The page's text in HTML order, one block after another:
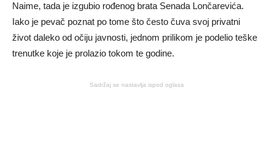
Naime, tada je izgubio rođenog brata Senada Lončarevića.
Iako je pevač poznat po tome što često čuva svoj privatni
život daleko od očiju javnosti, jednom prilikom je podelio teške
trenutke koje je prolazio tokom te godine.
Sadržaj se nastavlja ispod oglasa